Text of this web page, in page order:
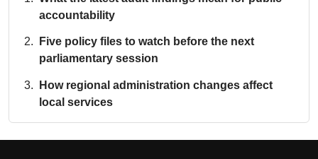
accountability
Five policy files to watch before the next
parliamentary session
How regional administration changes affect
local services